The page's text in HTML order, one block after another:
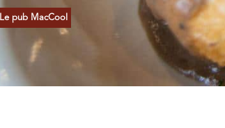
Le pub MacCool